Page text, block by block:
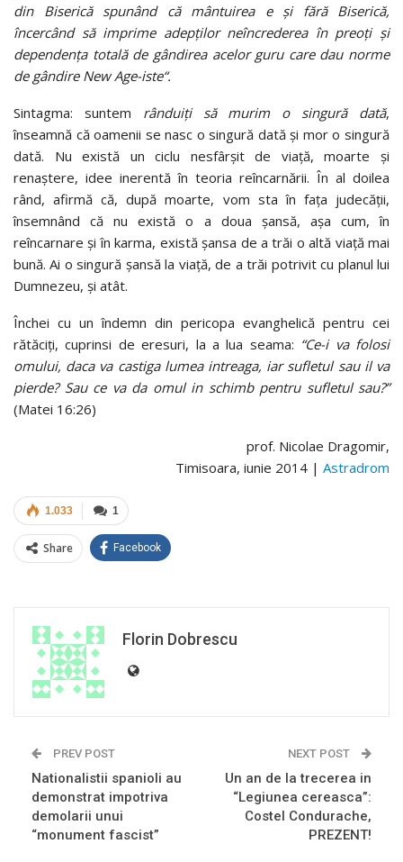
din Biserică spunând că mântuirea e și fără Biserică,
încercând să imprime adepților neîncrederea în preoți și
dependența totală de gândirea acelor guru care dau norme
de gândire New Age-iste“.
Sintagma: suntem rânduiți să murim o singură dată,
înseamnă că oamenii se nasc o singură dată și mor o singură
dată. Nu există un ciclu nesfârșit de viață, moarte și
renaștere, idee inerentă în teoria reîncarnării. În al doilea
rând, afirmă că, după moarte, vom sta în fața judecății,
însemnând că nu există o a doua șansă, așa cum, în
reîncarnare și în karma, există șansa de a trăi o altă viață mai
bună. Ai o singură șansă la viață, de a trăi potrivit cu planul lui
Dumnezeu, și atât.
Închei cu un îndemn din pericopa evanghelică pentru cei
rătăciţi, cuprinsi de eresuri, la a lua seama: “Ce-i va folosi
omului, daca va castiga lumea intreaga, iar sufletul sau il va
pierde? Sau ce va da omul in schimb pentru sufletul sau?”
(Matei 16:26)
prof. Nicolae Dragomir,
Timisoara, iunie 2014 | Astradrom
1
1.033
Share Facebook
Florin Dobrescu
PREV POST
Nationalistii spanioli au
demonstrat impotriva
demolarii unui
“monument fascist”
NEXT POST
Un an de la trecerea in
“Legiunea cereasca”:
Costel Condurache,
PREZENT!